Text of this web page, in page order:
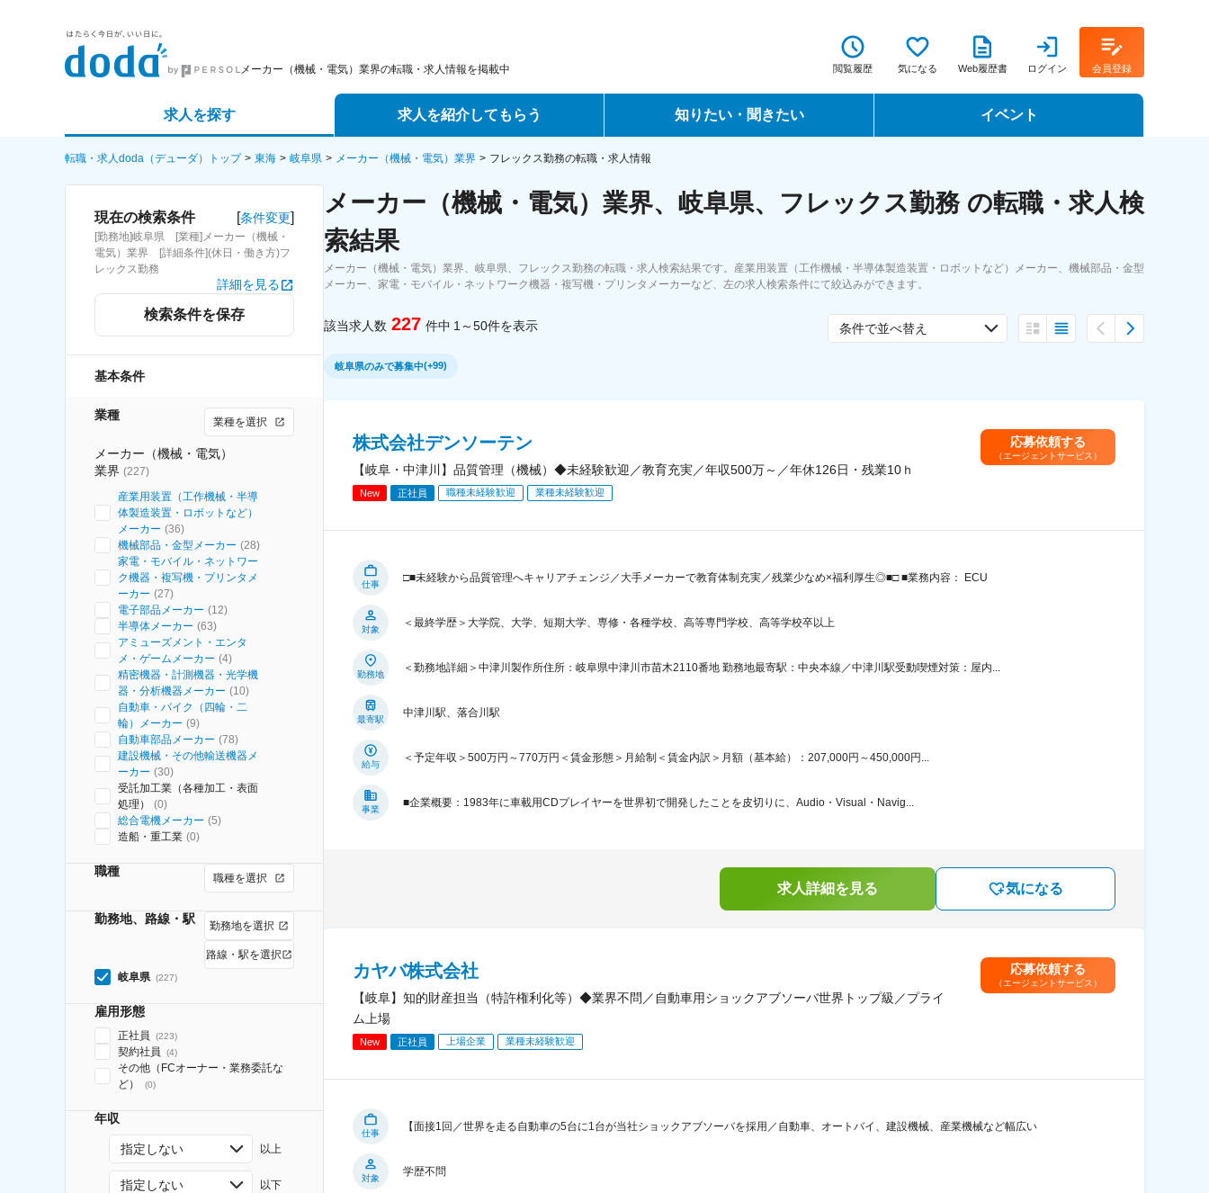
メーカー（機械・電気）業界の転職・求人情報を掲載中 閲覧履歴 気になる Web履歴書 ログイン 会員登録
求人を探す
詳細条件から探す
求人特集から探す
求人を紹介してもらう
エージェントサービス
スカウトサービス
パートナーエージェントサービス
知りたい・聞きたい
転職ノウハウ
データで見る転職
転職Q&A
イベント
転職フェア
転職・求人doda（デューダ）トップ 東海 岐阜県 メーカー（機械・電気）業界 フレックス勤務の転職・求人情報
現在の検索条件 [条件変更]
[勤務地]岐阜県 [業種]メーカー（機械・
電気）業界 [詳細条件](休日・働き方)フ
レックス勤務
詳細を見る
検索条件を保存
基本条件
業種 業種を選択
メーカー（機械・電気）
業界 (227)
産業用装置（工作機械・半導
体製造装置・ロボットなど）
メーカー (36)
機械部品・金型メーカー (28)
家電・モバイル・ネットワー
ク機器・複写機・プリンタメ
ーカー (27)
電子部品メーカー (12)
半導体メーカー (63)
アミューズメント・エンタ
メ・ゲームメーカー (4)
精密機器・計測機器・光学機
器・分析機器メーカー (10)
自動車・バイク（四輪・二
輪）メーカー (9)
自動車部品メーカー (78)
建設機械・その他輸送機器メ
ーカー (30)
受託加工業（各種加工・表面
処理）
(0)
総合電機メーカー (5)
造船・重工業 (0)
職種 職種を選択
勤務地、路線・駅 勤務地を選択
路線・駅を選択
岐阜県 (227)
雇用形態
正社員 (223)
契約社員 (4)
その他（FCオーナー・業務委託な
ど）
(0)
年収
指定しない 以上
指定しない 以下
メーカー（機械・電気）業界、岐阜県、フレックス勤務 の転職・求人検
索結果
メーカー（機械・電気）業界、岐阜県、フレックス勤務の転職・求人検索結果です。産業用装置（工作機械・半導体製造装置・ロボットなど）メーカー、機械部品・金型
メーカー、家電・モバイル・ネットワーク機器・複写機・プリンタメーカーなど、左の求人検索条件にて絞込みができます。
該当求人数 227 件中 1～50件を表示 条件で並べ替え
岐阜県のみで募集中(+99)
株式会社デンソーテン
【岐阜・中津川】品質管理（機械）◆未経験歓迎／教育充実／年収500万～／年休126日・残業10ｈ
New 正社員 職種未経験歓迎 業種未経験歓迎
応募依頼する
（エージェントサービス）
仕事
□■未経験から品質管理へキャリアチェンジ／大手メーカーで教育体制充実／残業少なめ×福利厚生◎■□ ■業務内容： ECU
対象
＜最終学歴＞大学院、大学、短期大学、専修・各種学校、高等専門学校、高等学校卒以上
勤務地
＜勤務地詳細＞中津川製作所住所：岐阜県中津川市苗木2110番地 勤務地最寄駅：中央本線／中津川駅受動喫煙対策：屋内...
最寄駅
中津川駅、落合川駅
給与
＜予定年収＞500万円～770万円＜賃金形態＞月給制＜賃金内訳＞月額（基本給）：207,000円～450,000円...
事業
■企業概要：1983年に車載用CDプレイヤーを世界初で開発したことを皮切りに、Audio・Visual・Navig...
求人詳細を見る 気になる
カヤバ株式会社
【岐阜】知的財産担当（特許権利化等）◆業界不問／自動車用ショックアブソーバ世界トップ級／プライ
ム上場
New 正社員 上場企業 業種未経験歓迎
応募依頼する
（エージェントサービス）
仕事
【面接1回／世界を走る自動車の5台に1台が当社ショックアブソーバを採用／自動車、オートバイ、建設機械、産業機械など幅広い
対象
学歴不問